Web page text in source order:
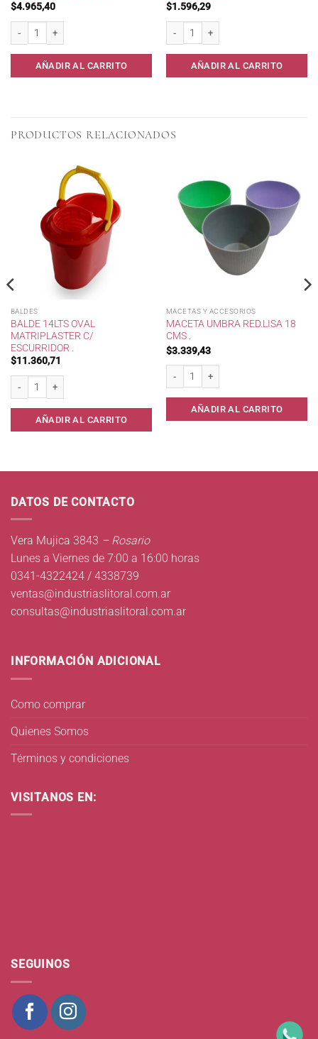
$4.965,40
AÑADIR AL CARRITO
$1.596,29
AÑADIR AL CARRITO
PRODUCTOS RELACIONADOS
BALDES
BALDE 14LTS OVAL
MATRIPLASTER C/
ESCURRIDOR .
$11.360,71
Balde 14lts oval Matriplaster c/ escurridor . cantidad
AÑADIR AL CARRITO
MACETAS Y ACCESORIOS
MACETA UMBRA RED.LISA 18
CMS .
$3.339,43
Maceta Umbra Red.Lisa 18 cms .
AÑADIR AL CARRITO
DATOS DE CONTACTO
Vera Mujica 3843 – Rosario
Lunes a Viernes de 7:00 a 16:00 horas
0341-4322424 / 4338739
ventas@industriaslitoral.com.ar
consultas@industriaslitoral.com.ar
INFORMACIÓN ADICIONAL
Como comprar
Quienes Somos
Términos y condiciones
VISITANOS EN:
SEGUINOS